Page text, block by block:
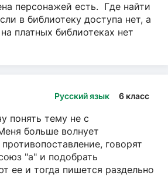
персонажей есть. Где найти
в библиотеку доступа нет, а
платных библиотеках нет
Русский язык 6 класс
понять тему не с
больше волнует
говорят
"а" и подобрать
ее и тогда пишется раздельно